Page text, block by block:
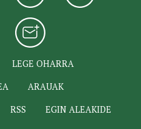
LEGE OHARRA
ARAUAK
RSS EGIN ALEAKIDE